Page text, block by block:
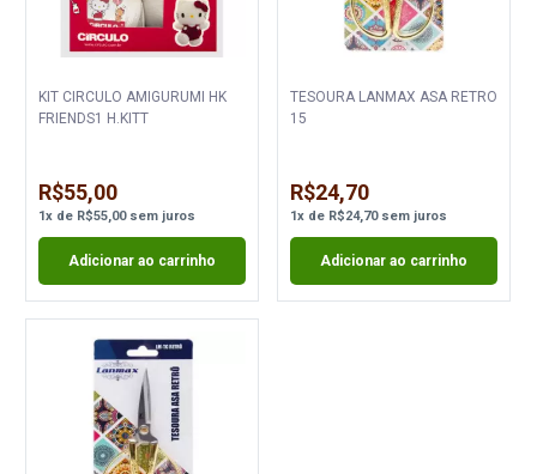
KIT CIRCULO AMIGURUMI HK
FRIENDS1 H.KITT
R$55,00
1x de R$55,00sem juros
Adicionar ao carrinho
TESOURA LANMAX ASA RETRO
15
R$24,70
1xde R$24,70sem juros
Adicionar ao carrinho